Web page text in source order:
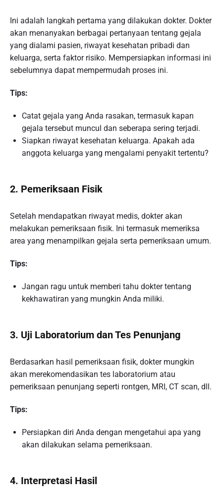
Ini adalah langkah pertama yang dilakukan dokter. Dokter
akan menanyakan berbagai pertanyaan tentang gejala
yang dialami pasien, riwayat kesehatan pribadi dan
keluarga, serta faktor risiko. Mempersiapkan informasi ini
sebelumnya dapat mempermudah proses ini.
Tips:
Catat gejala yang Anda rasakan, termasuk kapan
gejala tersebut muncul dan seberapa sering terjadi.
Siapkan riwayat kesehatan keluarga. Apakah ada
anggota keluarga yang mengalami penyakit tertentu?
2. Pemeriksaan Fisik
Setelah mendapatkan riwayat medis, dokter akan
melakukan pemeriksaan fisik. Ini termasuk memeriksa
area yang menampilkan gejala serta pemeriksaan umum.
Tips:
Jangan ragu untuk memberi tahu dokter tentang
kekhawatiran yang mungkin Anda miliki.
3. Uji Laboratorium dan Tes Penunjang
Berdasarkan hasil pemeriksaan fisik, dokter mungkin
akan merekomendasikan tes laboratorium atau
pemeriksaan penunjang seperti rontgen, MRI, CT scan, dll.
Tips:
Persiapkan diri Anda dengan mengetahui apa yang
akan dilakukan selama pemeriksaan.
4. Interpretasi Hasil